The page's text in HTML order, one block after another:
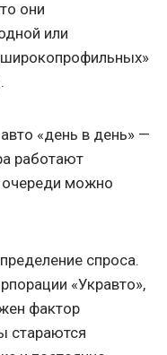
они
или
«день в день» —
работают
очереди можно
спроса.
«Укравто»,
фактор
стараются